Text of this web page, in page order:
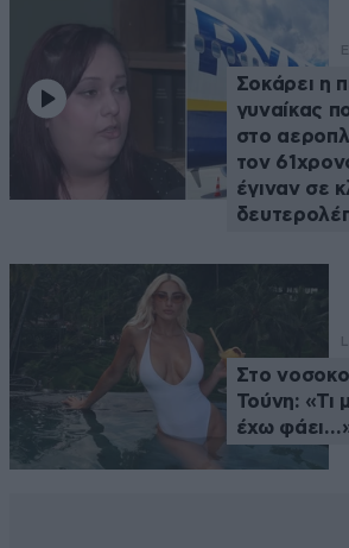
Σοκάρει η
γυναίκας
στο
τον
έγιναν σε
Στο
Τούνη: «Τι
έχω